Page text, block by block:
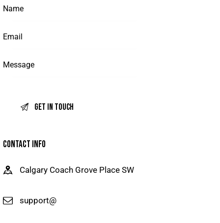
CONTACT INFO
Calgary Coach Grove Place SW
support@